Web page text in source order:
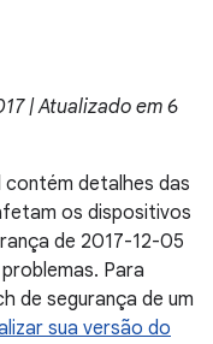
| Atualizado em 6
contém detalhes das
os dispositivos
de 2017-12-05
Para
de segurança de um
sua versão do